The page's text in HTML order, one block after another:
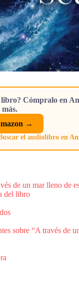
libro? Cómpralo en
→
el audiolibro en
de un mar lleno de
del libro
sobre “A través de